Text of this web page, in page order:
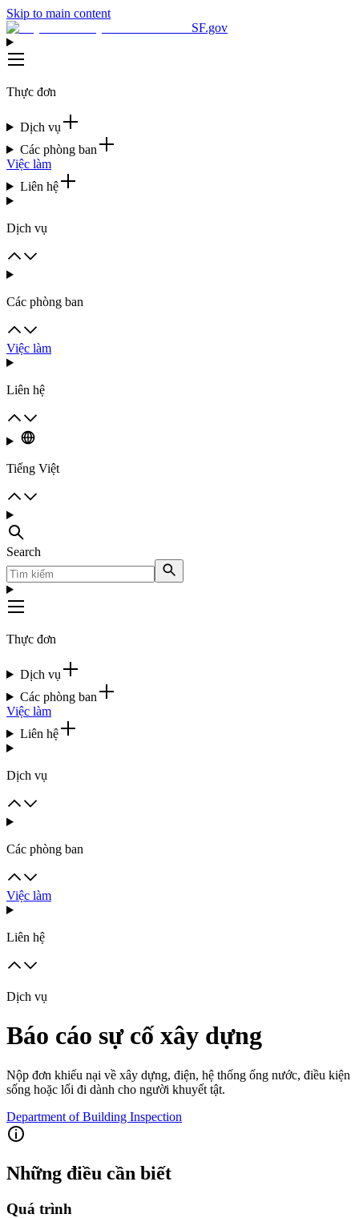
Skip to main content
SF.gov
Thực đơn
Dịch vụ
Các phòng ban
Việc làm
Liên hệ
Dịch vụ
Các phòng ban
Việc làm
Liên hệ
Tiếng Việt
Search
Thực đơn
Dịch vụ
Các phòng ban
Việc làm
Liên hệ
Dịch vụ
Các phòng ban
Việc làm
Liên hệ
Dịch vụ
Báo cáo sự cố xây dựng
Nộp đơn khiếu nại về xây dựng, điện, hệ thống ống nước, điều kiện
sống hoặc lối đi dành cho người khuyết tật.
Department of Building Inspection
Những điều cần biết
Quá trình